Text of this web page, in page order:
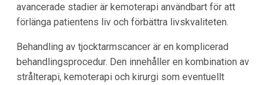
avancerade stadier är kemoterapi användbart för att
förlänga patientens liv och förbättra livskvaliteten.
Behandling av tjocktarmscancer är en komplicerad
behandlingsprocedur. Den innehåller en kombination av
strålterapi, kemoterapi och kirurgi som eventuellt